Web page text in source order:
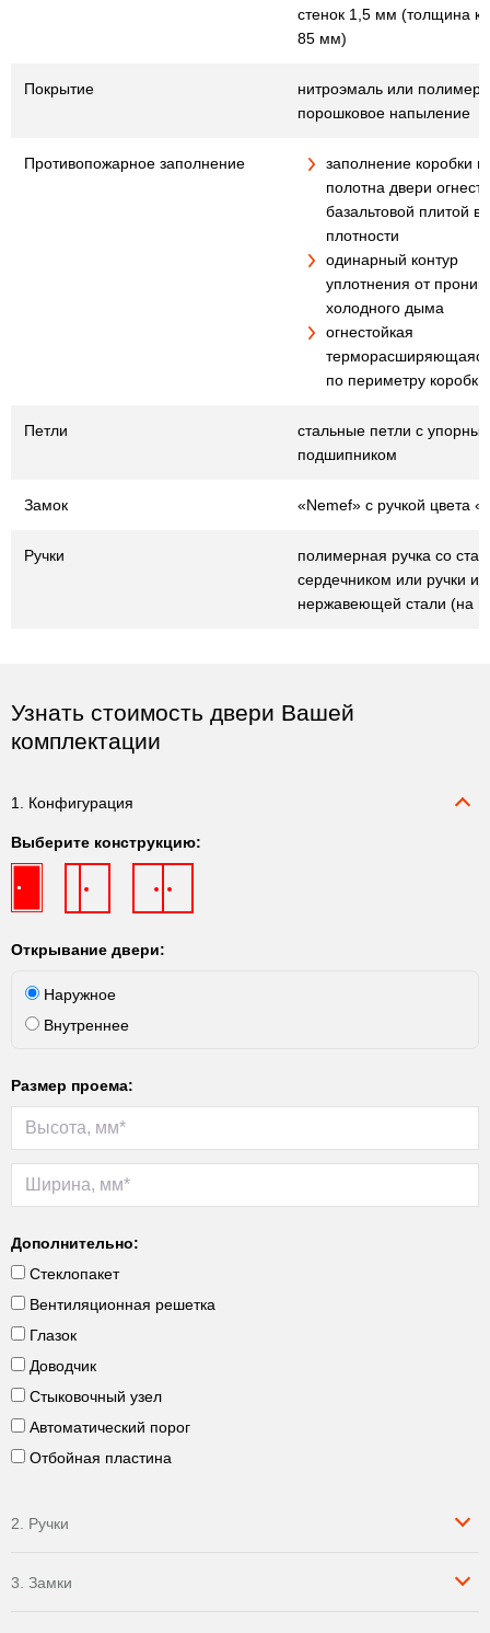
стенок 1,5 мм (толщина
85 мм)
Покрытие
нитроэмаль или
порошковое напыление
Противопожарное заполнение
заполнение коробки и
полотна двери
базальтовой плитой
плотности
одинарный контур
уплотнения от
холодного дыма
огнестойкая
по периметру коробки
Петли
стальные петли с
подшипником
Замок «Nemef» с ручкой цвета
Ручки
полимерная ручка со
сердечником или ручки из
нержавеющей стали (на
Узнать стоимость двери Вашей
комплектации
1. Конфигурация
Выберите конструкцию:
Открывание двери:
Наружное
Внутреннее
Размер проема:
Дополнительно:
Стеклопакет
Вентиляционная решетка
Глазок
Доводчик
Стыковочный узел
Автоматический порог
Отбойная пластина
2. Ручки
3. Замки